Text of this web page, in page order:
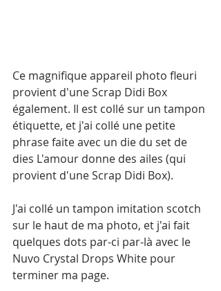
Ce magnifique appareil photo fleuri
provient d'une Scrap Didi Box
également. Il est collé sur un tampon
étiquette, et j'ai collé une petite
phrase faite avec un die du set de
dies L'amour donne des ailes (qui
provient d'une Scrap Didi Box).
J'ai collé un tampon imitation scotch
sur le haut de ma photo, et j'ai fait
quelques dots par-ci par-là avec le
Nuvo Crystal Drops White pour
terminer ma page.